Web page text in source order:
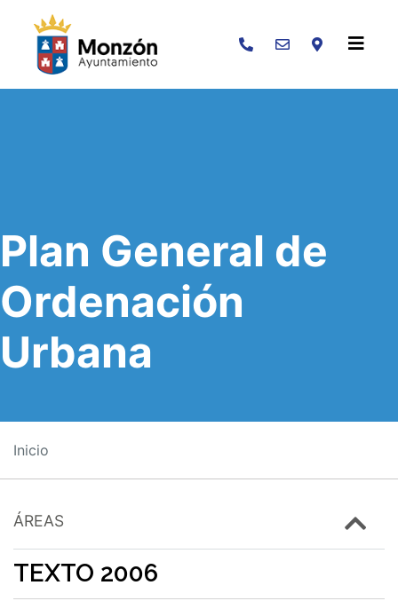
Buscar
Plan General de
Ordenación
Urbana
Inicio
ÁREAS
TEXTO 2006